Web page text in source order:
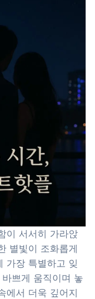
이 서서히 가라앉
별빛이 조화롭게
가장 특별하고 잊
쁘게 움직이며 놓
에서 더욱 깊어지